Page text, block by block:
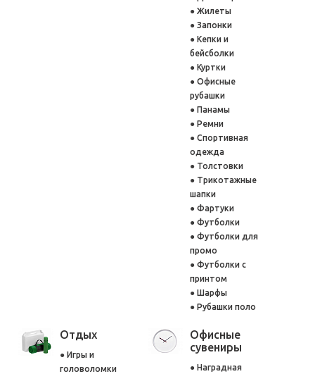
Жилеты
Запонки
Кепки и
бейсболки
Куртки
Офисные
рубашки
Панамы
Ремни
Спортивная
одежда
Толстовки
Трикотажные
шапки
Фартуки
Футболки
Футболки для
промо
Футболки с
принтом
Шарфы
Рубашки поло
Отдых
Игры и
головоломки
Офисные
сувениры
Наградная